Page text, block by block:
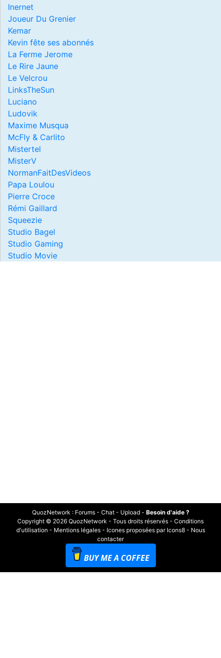
Inernet
Joueur Du Grenier
Kemar
Kevin fête ses abonnés
La Ferme Jerome
Le Rire Jaune
Le Velcrou
LinksTheSun
Luciano
Ludovik
Maxime Musqua
McFly & Carlito
Mistertel
MisterV
NormanFaitDesVideos
Papa Loulou
Pierre Croce
Rémi Gaillard
Squeezie
Studio Bagel
Studio Gaming
Studio Movie
QuozNetwork : Forums- Chat- Upload- Besoin d'aide ?
Copyright © 2026 QuozNetwork - Tous droits réservés - Conditions
d'utilisation - Mentions légales- Icones proposées par Icons8- Nous
contacter
BUY ME A COFFEE